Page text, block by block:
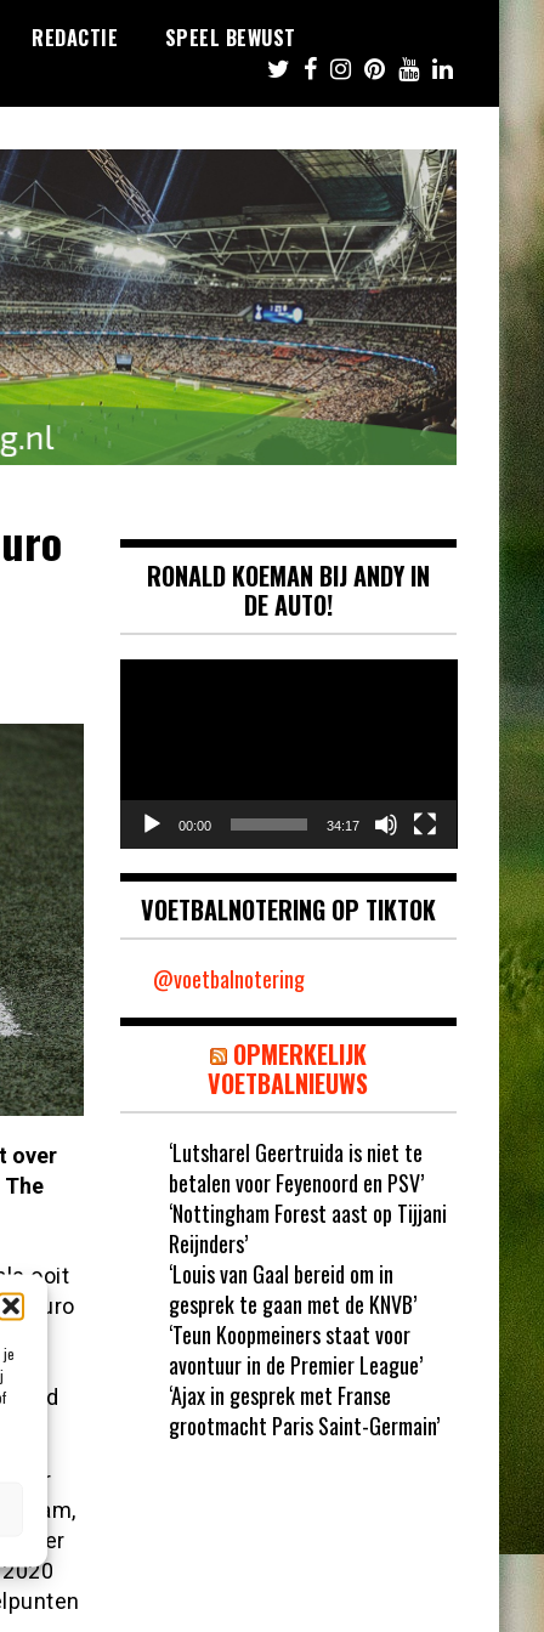
REDACTIE SPEEL BEWUST
over
The
ooit
euro
had
ter
RONALD KOEMAN BIJ ANDY IN
DE AUTO!
00:00 34:17
VOETBALNOTERING OP TIKTOK
@voetbalnotering
OPMERKELIJK
VOETBALNIEUWS
‘Lutsharel Geertruida is niet te
betalen voor Feyenoord en PSV’
‘Nottingham Forest aast op Tijjani
Reijnders’
‘Louis van Gaal bereid om in
gesprek te gaan met de KNVB’
‘Teun Koopmeiners staat voor
avontuur in de Premier League’
‘Ajax in gesprek met Franse
grootmacht Paris Saint-Germain’